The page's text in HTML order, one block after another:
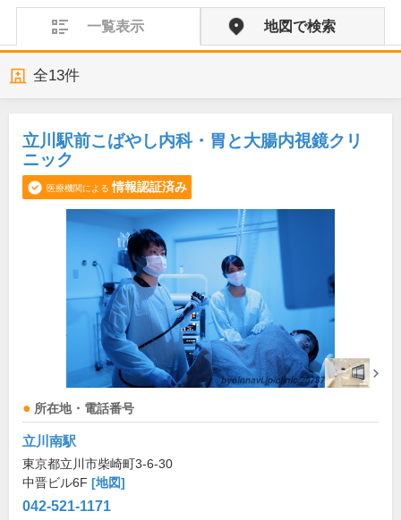
一覧表示 地図で検索
全13件
立川駅前こばやし内科・胃と大腸内視鏡クリ
ニック
医療機関による 情報認証済み
所在地・電話番号
立川南駅
東京都立川市柴崎町3-6-30
中晋ビル6F [地図]
042-521-1171